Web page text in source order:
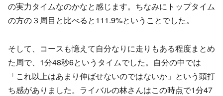
の実力タイムなのかなと感じます。ちなみにトップタイム
の方の３周目と比べると111.9%ということでした。
そして、コースも憶えて自分なりに走りもある程度まとめ
た周で、1分48秒6というタイムでした。自分の中では
「これ以上はあまり伸ばせないのではないか」という頭打
ち感がありました。ライバルの林さんはこの時点で1分47